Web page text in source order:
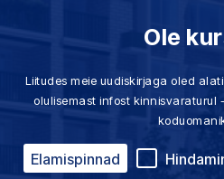
Ole
Liitudes meie uudiskirjaga oled
olulisemast infost kinnisvaraturul
Elamispinnad